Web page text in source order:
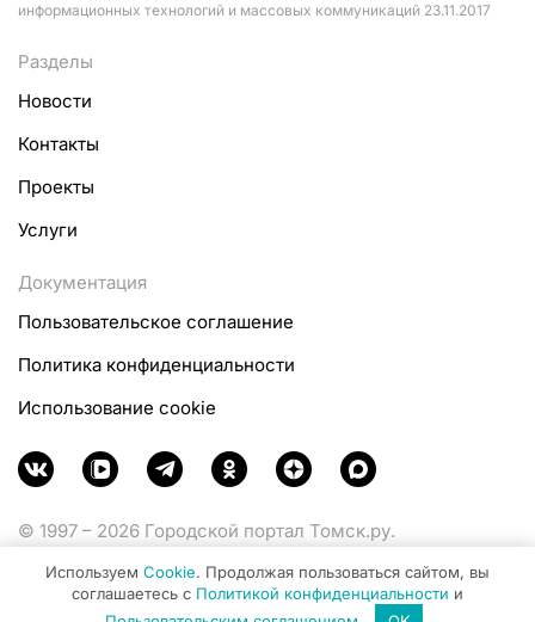
информационных технологий и массовых коммуникаций 23.11.2017
Разделы
Новости
Контакты
Проекты
Услуги
Документация
Пользовательское соглашение
Политика конфиденциальности
Использование cookie
© 1997 – 2026 Городской портал Томск.ру.
Министерства цифрового развития, связи и массовых
коммуникаций Российской Федерации.
Используем Cookie. Продолжая пользоваться сайтом, вы
соглашаетесь с Политикой конфиденциальности и